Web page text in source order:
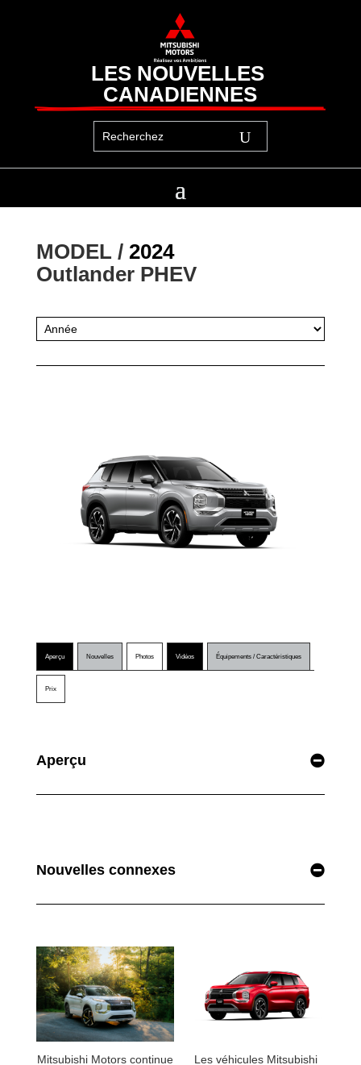
LES NOUVELLES
CANADIENNES
MODEL / 2024
Outlander PHEV
Aperçu Nouvelles Photos Vidéos Équipements / Caractéristiques
Prix
Aperçu
Nouvelles connexes